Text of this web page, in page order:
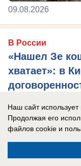
09.08.2026
В России
«Нашел Зе
хватает»: в
Глава
перехватчики у
не продали.
Наш сайт использует
Продолжая его
файлов cookie и